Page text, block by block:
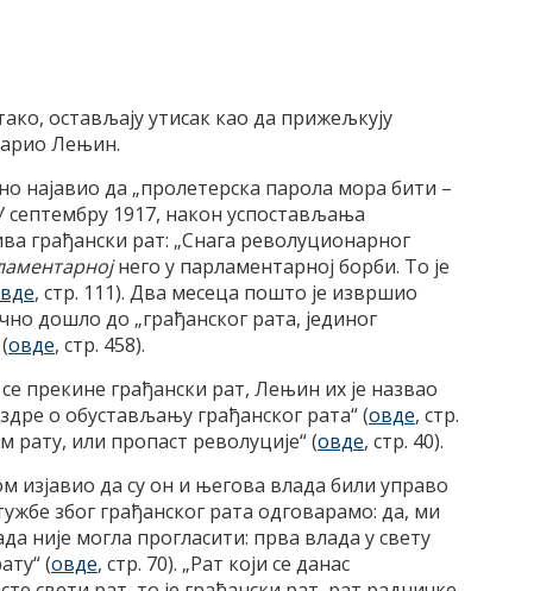
остављају утисак као да прижељкују
Лењин.
најавио да „пролетерска парола мора бити –
септембру 1917, након успостављања
грађански рат: „Снага револуционарног
него у парламентарној борби. То је
, стр. 111). Два месеца пошто је извршио
дошло до „грађанског рата, јединог
овде, стр. 458).
прекине грађански рат, Лењин их је назвао
о обустављању грађанског рата“ (овде, стр.
рату, или пропаст револуције“ (овде, стр. 40).
изјавио да су он и његова влада били управо
због грађанског рата одговарамо: да, ми
није могла прогласити: прва влада у свету
(овде, стр. 70). „Рат који се данас